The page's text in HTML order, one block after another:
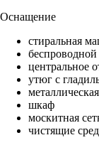
Оснащение
стиральная
центральное
утюг с
шкаф
москитная
чистящие